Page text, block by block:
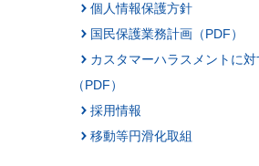
個人情報保護方針
国民保護業務計画（PDF）
カスタマーハラスメントに
（PDF）
採用情報
移動等円滑化取組